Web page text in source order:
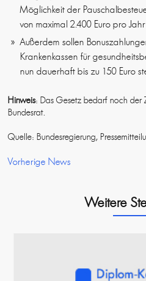
Möglichkeit der
von maximal 2.400 Euro pro
Außerdem sollen
Krankenkassen für
nun dauerhaft bis zu 150 Euro
Hinweis: Das Gesetz bedarf noch der
Bundesrat.
Quelle: Bundesregierung,
Vorherige News
Weitere